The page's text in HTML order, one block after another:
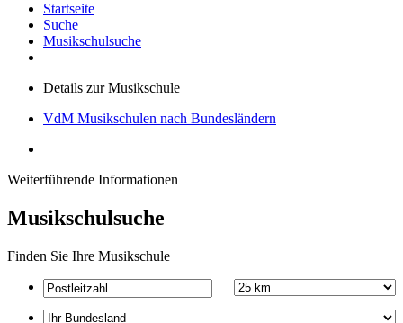
Startseite
Suche
Musikschulsuche
Details zur Musikschule
VdM Musikschulen nach Bundesländern
Weiterführende Informationen
Musikschulsuche
Finden Sie Ihre Musikschule